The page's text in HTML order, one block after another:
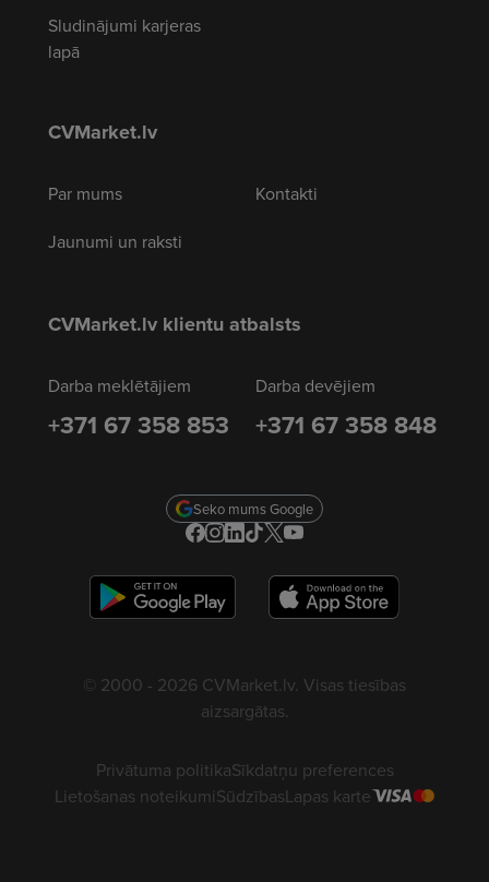
Sludinājumi karjeras
lapā
CVMarket.lv
Par mums
Jaunumi un raksti
Kontakti
CVMarket.lv klientu atbalsts
Darba meklētājiem
+371 67 358 853
Darba devējiem
+371 67 358 848
Seko mums Google
© 2000 - 2026 CVMarket.lv. Visas tiesības
aizsargātas.
Privātuma politikaSīkdatņu preferences
Lietošanas noteikumiSūdzībasLapas karte